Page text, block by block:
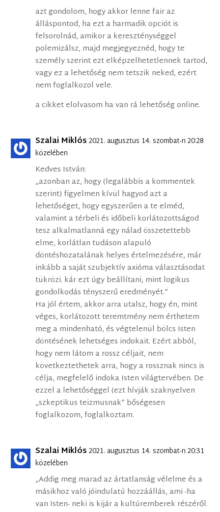
azt gondolom, hogy akkor lenne fair az
álláspontod, ha ezt a harmadik opciót is
felsorolnád, amikor a kereszténységgel
polemizálsz, majd megjegyeznéd, hogy te
személy szerint ezt elképzelhetetlennek tartod,
vagy ez a lehetőség nem tetszik neked, ezért
nem foglalkozol vele.
a cikket elolvasom ha van rá lehetőség online.
Szalai Miklós 2021. augusztus 14. szombat-n 20:28
közelében
Kedves István:
„azonban az, hogy (legalábbis a kommentek
szerint) figyelmen kívül hagyod azt a
lehetőséget, hogy egyszerűen a te elméd,
valamint a térbeli és időbeli korlátozottságod
tesz alkalmatlanná egy nálad összetettebb
elme, korlátlan tudáson alapuló
döntéshozatalának helyes értelmezésére, már
inkább a saját szubjektív axióma választásodat
tükrözi. kár ezt úgy beállítani, mint logikus
gondolkodás tényszerű eredményét.”
Ha jól értem, akkor arra utalsz, hogy én, mint
véges, korlátozott teremtmény nem érthetem
meg a mindenható, és végtelenül bölcs Isten
döntésének lehetséges indokait. Ezért abból,
hogy nem látom a rossz céljait, nem
következtethetek arra, hogy a rossznak nincs is
célja, megfelelő indoka Isten világtervében. De
ezzel a lehetőséggel (ezt hívják szaknyelven
„szkeptikus teizmusnak” bőségesen
foglalkozom, foglalkoztam.
Szalai Miklós 2021. augusztus 14. szombat-n 20:31
közelében
„Addig meg marad az ártatlanság vélelme és a
másikhoz való jóindulatú hozzáállás, ami -ha
van Isten- neki is kijár a kultúremberek részéről.